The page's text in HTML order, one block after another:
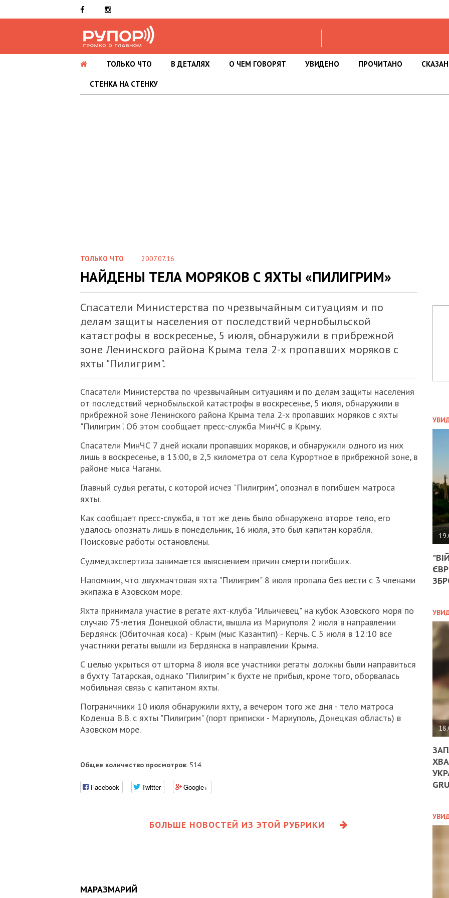
ТОЛЬКО ЧТО В ДЕТАЛЯХ О ЧЕМ ГОВОРЯТ УВИДЕНО ПРОЧИТАНО
СТЕНКА НА СТЕНКУ
ТОЛЬКО ЧТО 2007.07.16
НАЙДЕНЫ ТЕЛА МОРЯКОВ С ЯХТЫ «ПИЛИГРИМ»
Спасатели Министерства по чрезвычайным ситуациям и по
делам защиты населения от последствий чернобыльской
катастрофы в воскресенье, 5 июля, обнаружили в прибрежной
зоне Ленинского района Крыма тела 2-х пропавших моряков с
яхты "Пилигрим".
Спасатели Министерства по чрезвычайным ситуациям и по делам защиты населения
от последствий чернобыльской катастрофы в воскресенье, 5 июля, обнаружили в
прибрежной зоне Ленинского района Крыма тела 2-х пропавших моряков с яхты
"Пилигрим". Об этом сообщает пресс-служба МинЧС в Крыму.
Спасатели МинЧС 7 дней искали пропавших моряков, и обнаружили одного из них
лишь в воскресенье, в 13:00, в 2,5 километра от села Курортное в прибрежной зоне, в
районе мыса Чаганы.
Главный судья регаты, с которой исчез "Пилигрим", опознал в погибшем матроса
яхты.
Как сообщает пресс-служба, в тот же день было обнаружено второе тело, его
удалось опознать лишь в понедельник, 16 июля, это был капитан корабля.
Поисковые работы остановлены.
Судмедэкспертиза занимается выяснением причин смерти погибших.
Напомним, что двухмачтовая яхта "Пилигрим" 8 июля пропала без вести с 3 членами
экипажа в Азовском море.
Яхта принимала участие в регате яхт-клуба "Ильичевец" на кубок Азовского моря по
случаю 75-летия Донецкой области, вышла из Мариуполя 2 июля в направлении
Бердянск (Обиточная коса) - Крым (мыс Казантип) - Керчь. С 5 июля в 12:10 все
участники регаты вышли из Бердянска в направлении Крыма.
С целью укрыться от шторма 8 июля все участники регаты должны были направиться
в бухту Татарская, однако "Пилигрим" к бухте не прибыл, кроме того, оборвалась
мобильная связь с капитаном яхты.
Пограничники 10 июля обнаружили яхту, а вечером того же дня - тело матроса
Коденца В.В. с яхты "Пилигрим" (порт приписки - Мариуполь, Донецкая область) в
Азовском море.
Общее количество просмотров:514
Facebook Twitter Google+
БОЛЬШЕ НОВОСТЕЙ ИЗ ЭТОЙ РУБРИКИ
МАРАЗМАРИЙ
НА
ДО
ЄС
-